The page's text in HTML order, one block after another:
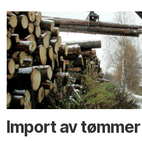
Import av